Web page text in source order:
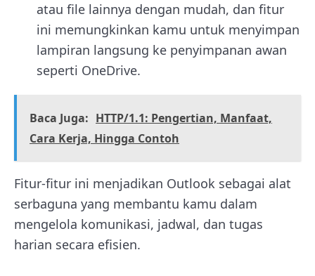
atau file lainnya dengan mudah, dan fitur
ini memungkinkan kamu untuk menyimpan
lampiran langsung ke penyimpanan awan
seperti OneDrive.
Baca Juga: HTTP/1.1: Pengertian, Manfaat,
Cara Kerja, Hingga Contoh
Fitur-fitur ini menjadikan Outlook sebagai alat
serbaguna yang membantu kamu dalam
mengelola komunikasi, jadwal, dan tugas
harian secara efisien.